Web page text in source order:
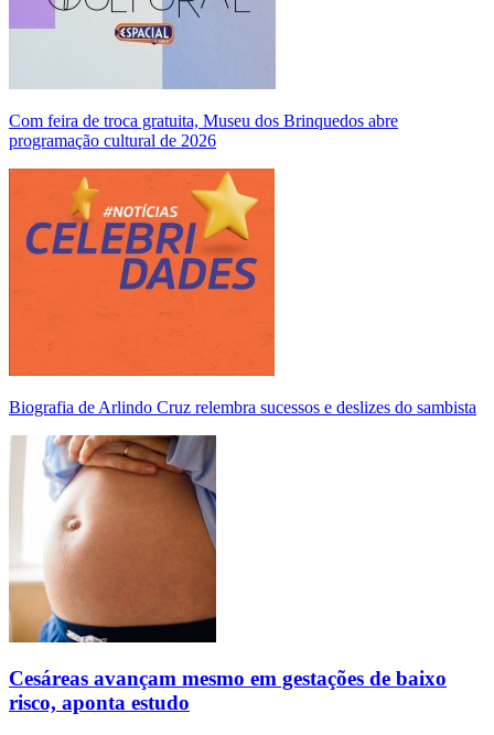
Com feira de troca gratuita, Museu dos Brinquedos abre
programação cultural de 2026
Biografia de Arlindo Cruz relembra sucessos e deslizes do sambista
Cesáreas avançam mesmo em gestações de baixo
risco, aponta estudo